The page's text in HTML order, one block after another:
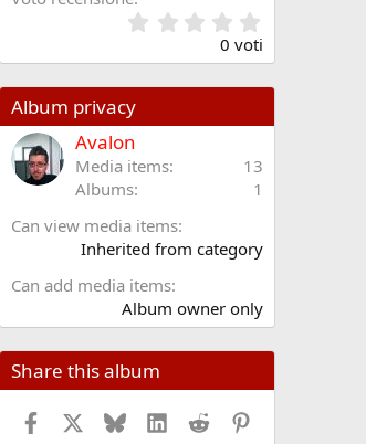
0
t
0 voti
Album privacy
Avalon
Media items
13
Albums
1
Can view media items
Inherited from category
Can add media items
Album owner only
Share this album
FacebookX (Twitter)
BlueskyLinkedIn
Reddit